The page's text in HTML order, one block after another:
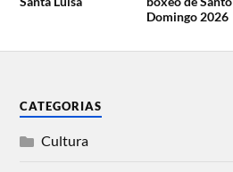
Domingo 2026
CATEGORIAS
Cultura